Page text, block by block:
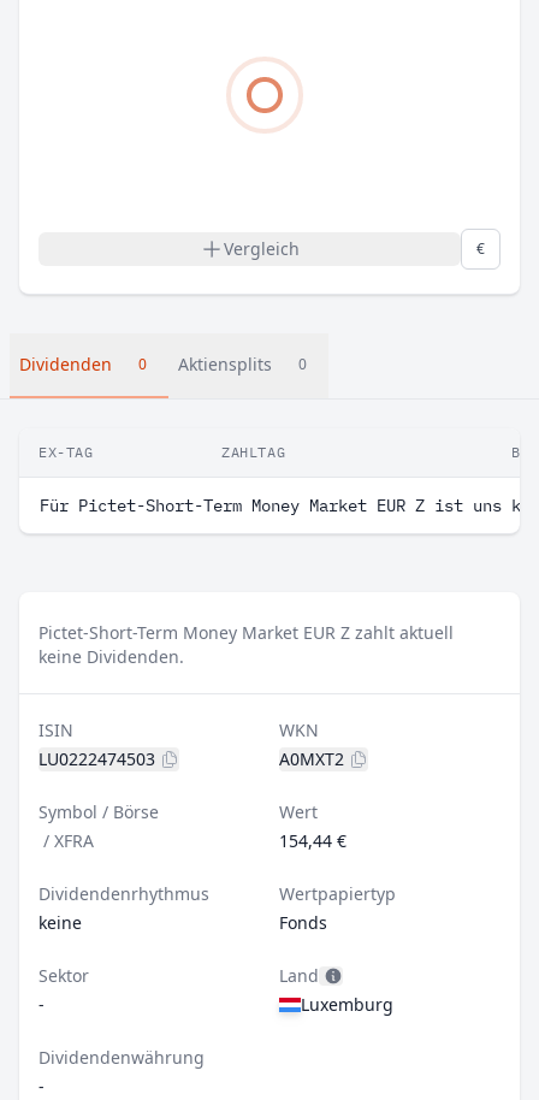
Vergleich €
Dividenden 0 Aktiensplits 0
EX-TAG ZAHLTAG
Für Pictet-Short-Term Money Market EUR Z ist uns
Pictet-Short-Term Money Market EUR Z zahlt aktuell
keine Dividenden.
ISIN
LU0222474503
WKN
A0MXT2
Symbol / Börse
/ XFRA
Wert
154,44 €
Dividendenrhythmus
keine
Wertpapiertyp
Fonds
Sektor
-
Land
Luxemburg
Dividendenwährung
-